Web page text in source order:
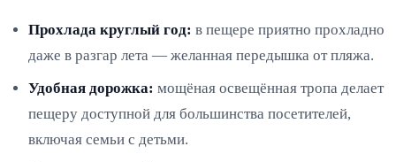
Прохлада круглый год: в пещере приятно прохладно
даже в разгар лета — желанная передышка от пляжа.
Удобная дорожка: мощёная освещённая тропа делает
пещеру доступной для большинства посетителей,
включая семьи с детьми.